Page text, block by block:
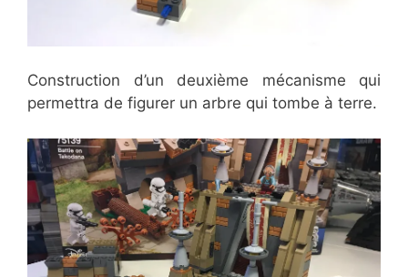
Construction d’un deuxième mécanisme qui
permettra de figurer un arbre qui tombe à terre.